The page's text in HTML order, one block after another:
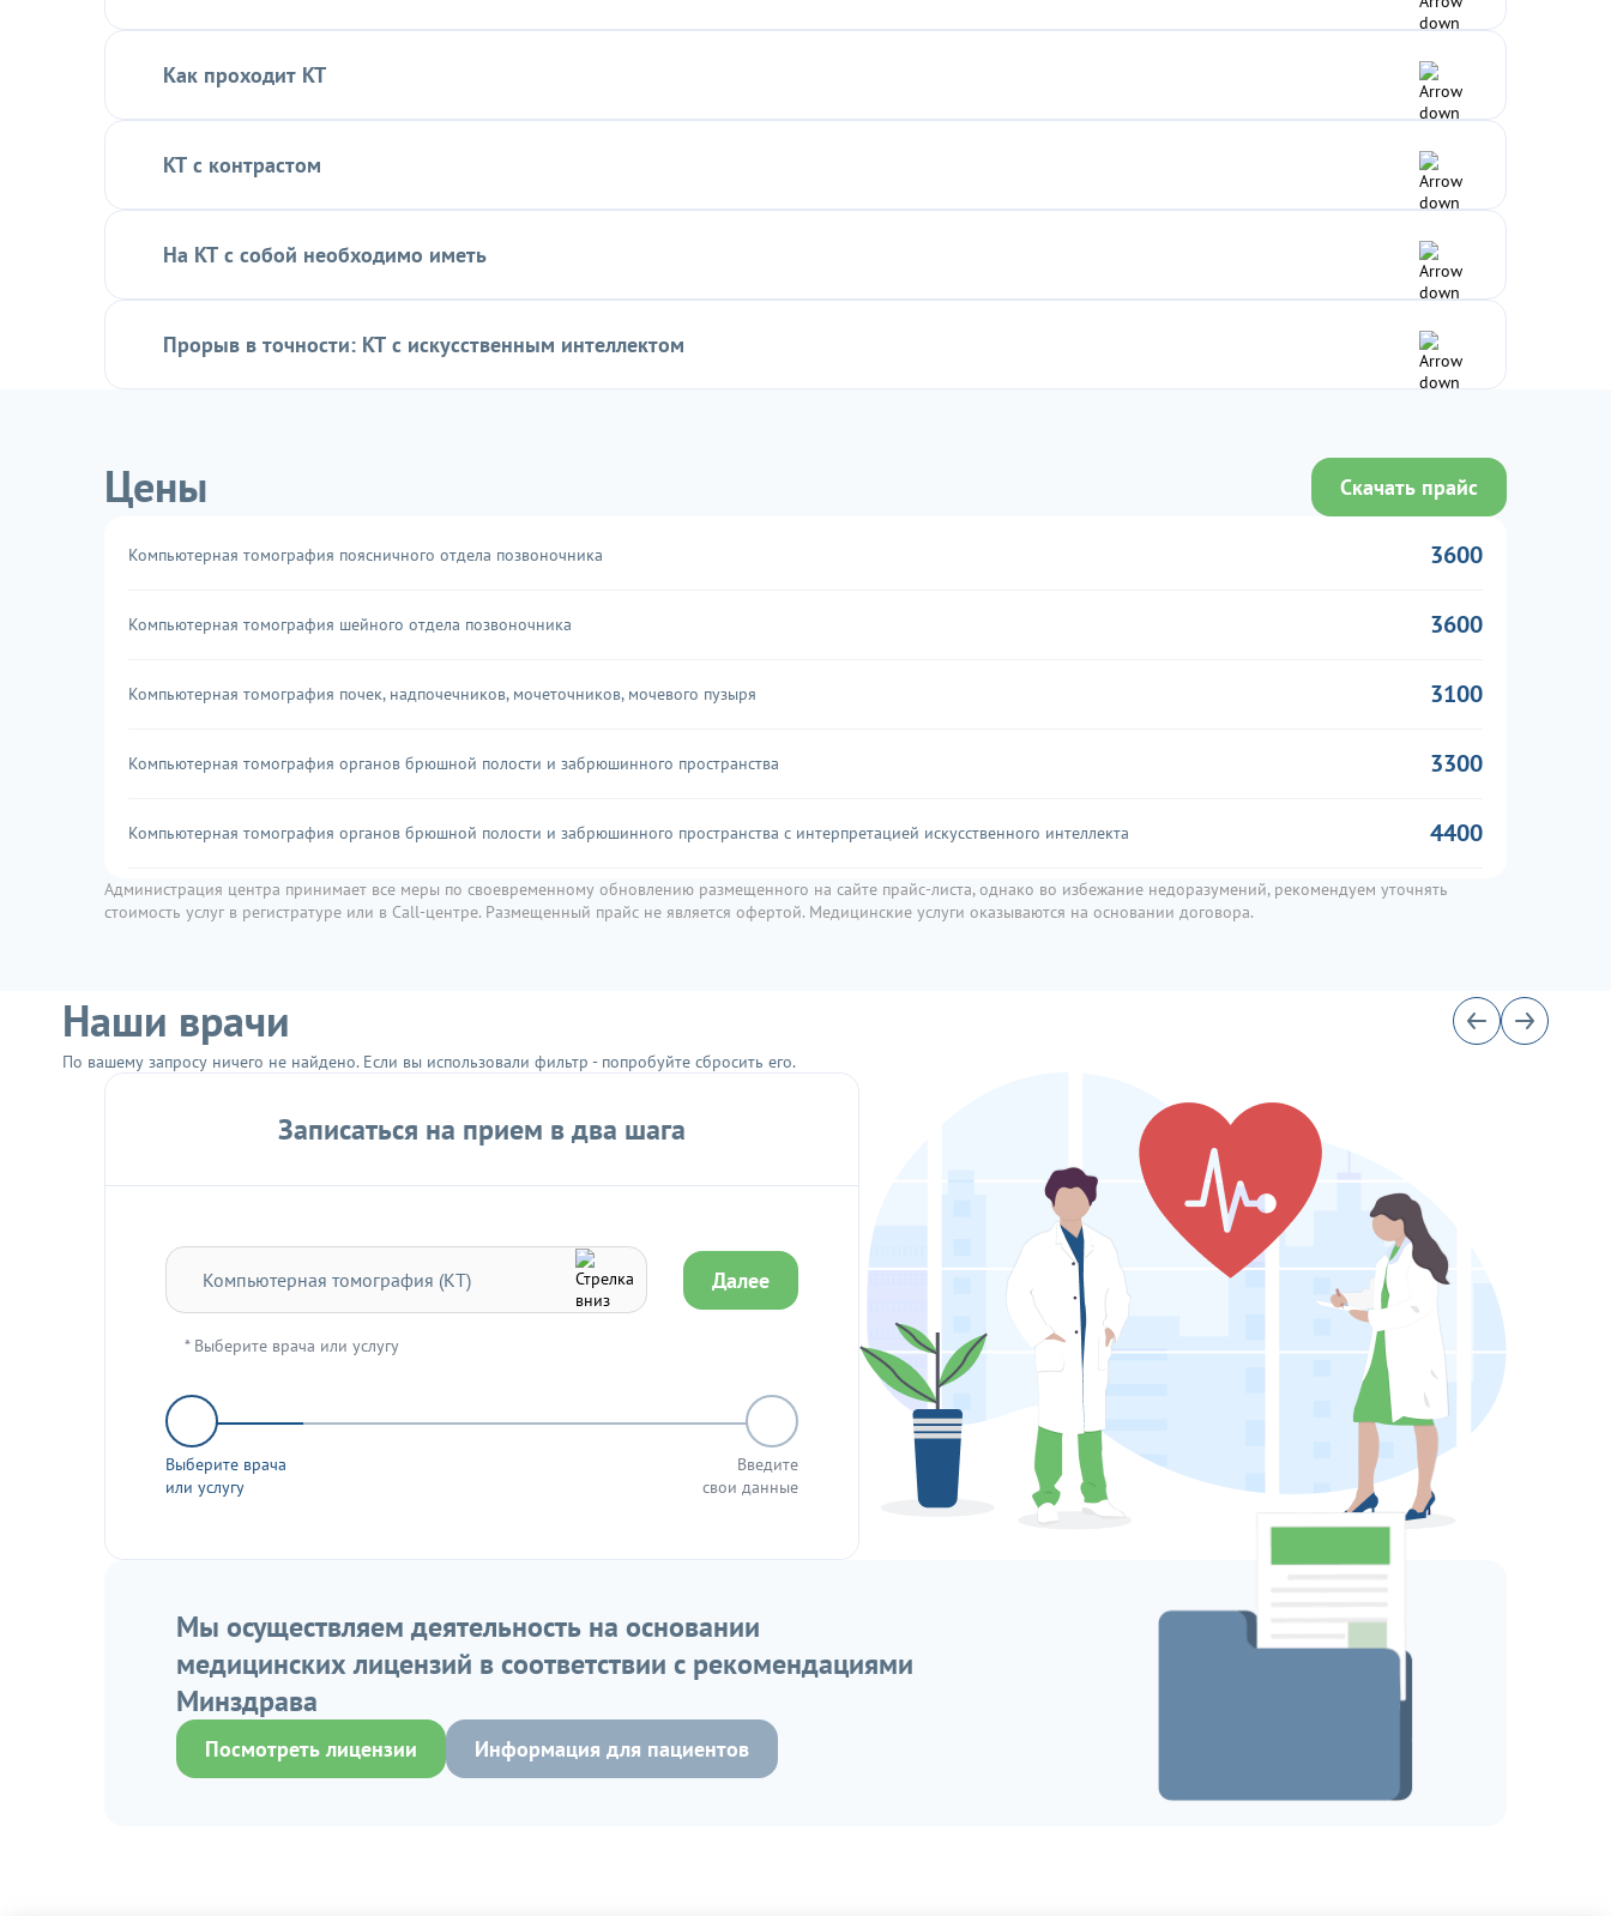
Как проходит КТ
КТ с контрастом
На КТ с собой необходимо иметь
Прорыв в точности: КТ с искусственным интеллектом
Цены Скачать прайс
Компьютерная томография поясничного отдела позвоночника 3600
Компьютерная томография шейного отдела позвоночника 3600
Компьютерная томография почек, надпочечников, мочеточников, мочевого пузыря 3100
Компьютерная томография органов брюшной полости и забрюшинного пространства 3300
Компьютерная томография органов брюшной полости и забрюшинного пространства с интерпретацией искусственного интеллекта 4400
Компьютерно-томографическая коронарография, с контрастированием 11 500
Компьютерная томография головного мозга с интерпретацией искусственного интеллекта 4100
Компьютерная томография придаточных пазух носа (низкодозовая), без контрастирования
КТ-скрининг коронарного кальция 4 200
Администрация центра принимает все меры по своевременному обновлению размещенного на сайте прайс-листа, однако во избежание недоразумений, рекомендуем уточнять
стоимость услуг в регистратуре или в Call-центре. Размещенный прайс не является офертой. Медицинские услуги оказываются на основании договора.
Наши врачи
По вашему запросу ничего не найдено. Если вы использовали фильтр - попробуйте сбросить его.
Записаться на прием в два шага
* Выберите врача или услугу
Далее
Выберите врача
или услугу
Введите
свои данные
Мы осуществляем деятельность на основании
медицинских лицензий в соответствии с рекомендациями
Минздрава
Посмотреть лицензии Информация для пациентов